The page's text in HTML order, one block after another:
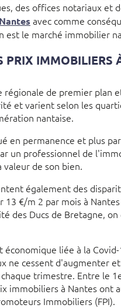
des offices notariaux et
avec comme
le marché immobilier
PRIX IMMOBILIERS
régionale de premier plan
et varient selon les
nantaise.
en permanence et plus
un professionnel de
valeur de son bien.
également des
€/m 2 par mois à Nantes
des Ducs de Bretagne,
économique liée à la
ne cessent d'augmenter
trimestre. Entre le
immobiliers à Nantes ont
Immobiliers (FPI).